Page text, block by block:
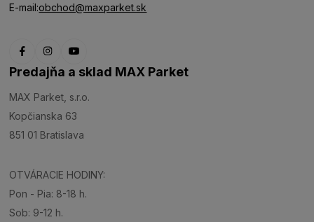
E-mail:obchod@maxparket.sk
Predajňa a sklad MAX Parket
MAX Parket, s.r.o.
Kopčianska 63
851 01 Bratislava
OTVÁRACIE HODINY:
Pon - Pia: 8-18 h.
Sob: 9-12 h.